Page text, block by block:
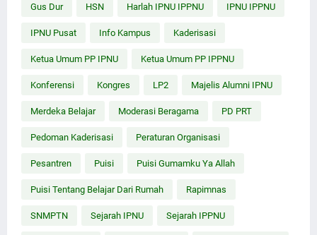
Gus Dur HSN Harlah IPNU IPPNU IPNU IPPNU
IPNU Pusat Info Kampus Kaderisasi
Ketua Umum PP IPNU Ketua Umum PP IPPNU
Konferensi Kongres LP2 Majelis Alumni IPNU
Merdeka Belajar Moderasi Beragama PD PRT
Pedoman Kaderisasi Peraturan Organisasi
Pesantren Puisi Puisi Gumamku Ya Allah
Puisi Tentang Belajar Dari Rumah Rapimnas
SNMPTN Sejarah IPNU Sejarah IPPNU